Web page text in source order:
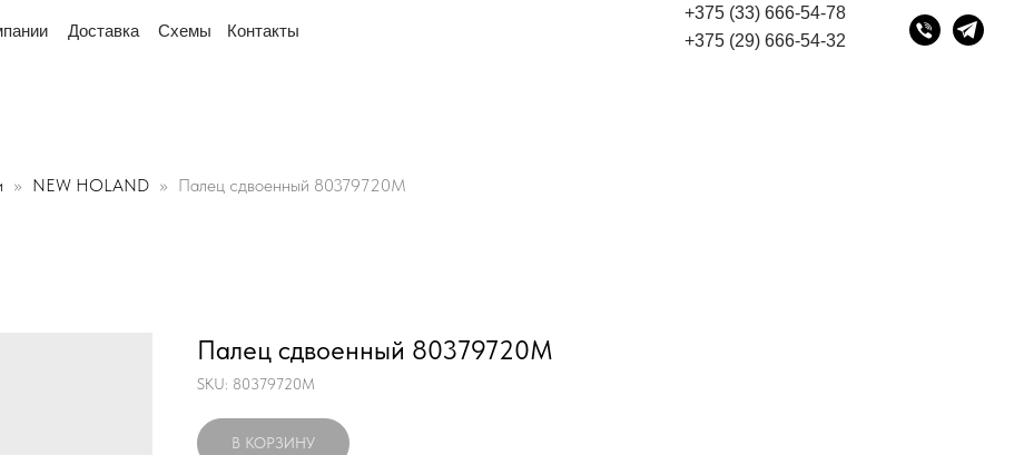
Доставка Схемы Контакты +375 (29) 666-54-32
+375 (33) 666-54-78
рядом "Мы переехали! Офис и склад теперь по адресу 220075, г. Минск, переулок Промышленный 16,
NEW HOLAND Палец сдвоенный 80379720M
Палец сдвоенный 80379720M
SKU: 80379720M
В КОРЗИНУ